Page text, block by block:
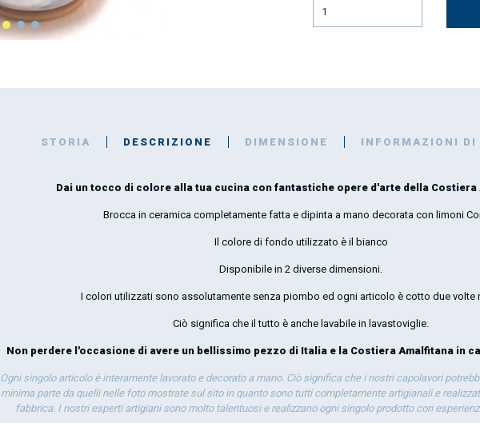
STORIA DESCRIZIONE DIMENSIONE INFORMAZIONI DI
Dai un tocco di colore alla tua cucina con fantastiche opere d'arte della Costiera
Brocca in ceramica completamente fatta e dipinta a mano decorata con limoni
Il colore di fondo utilizzato è il bianco
Disponibile in 2 diverse dimensioni.
I colori utilizzati sono assolutamente senza piombo ed ogni articolo è cotto due volte
Ciò significa che il tutto è anche lavabile in lavastoviglie.
Non perdere l'occasione di avere un bellissimo pezzo di Italia e la Costiera Amalfitana in
Ogni singolo articolo è interamente lavorato e decorato a mano. Ciò significa che i nostri capolavori
minima parte da quelli nelle foto mostrate sul sito in quanto sono tutti completamente artigianali e
fabbrica. I nostri esperti artigiani sono molto talentuosi e realizzano ogni singolo prodotto con